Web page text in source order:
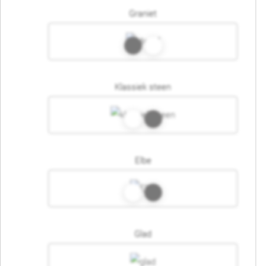
Graniet
Klassiek steen
Elbe
Glad